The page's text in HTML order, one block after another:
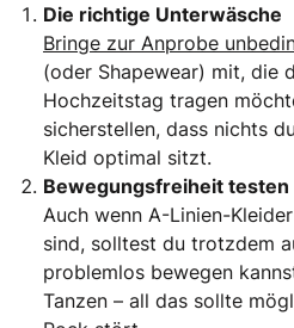
Die richtige Unterwäsche
Bringe zur Anprobe
(oder Shapewear) mit, die
Hochzeitstag tragen
sicherstellen, dass nichts
Kleid optimal sitzt.
Bewegungsfreiheit testen
Auch wenn A-Linien-
sind, solltest du trotzdem
problemlos bewegen
Tanzen – all das sollte